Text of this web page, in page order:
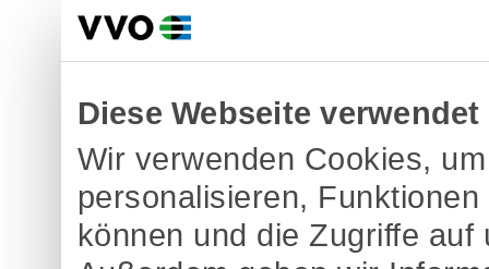
Diese Webseite
Wir verwenden Cookies,
personalisieren,
können und die Zugriffe